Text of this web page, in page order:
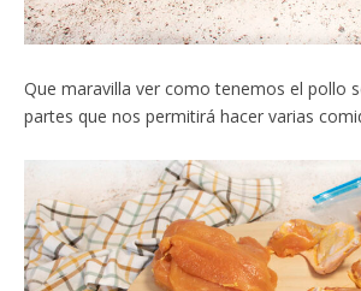
Que maravilla ver como tenemos el pollo
partes que nos permitirá hacer varias